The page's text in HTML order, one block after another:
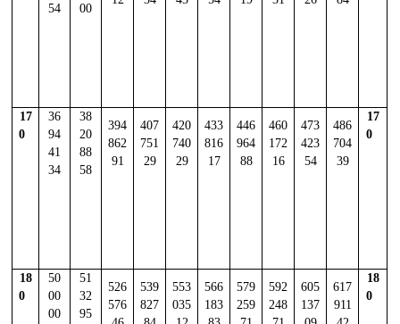
54 00
17
0
36
94
41
34
38
20
88
58
394
862
91
407
751
29
420
740
29
433
816
17
446
964
88
460
172
16
473
423
54
486
704
39
17
0
18
0
50
00
00
51
32
95
526
576
539
827
553
035
566
183
579
259
592
248
605
137
617
911
18
0